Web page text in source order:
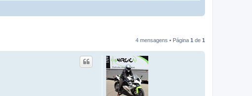
4 mensagens • Página 1 de 1